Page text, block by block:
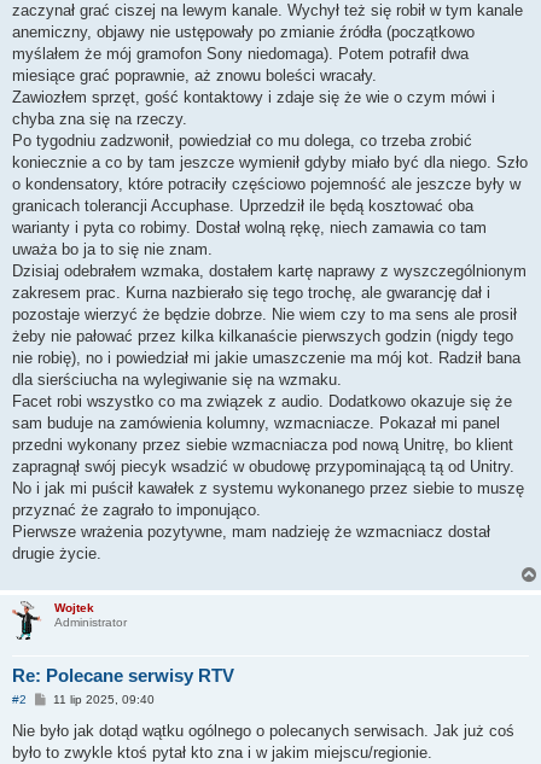
zaczynał grać ciszej na lewym kanale. Wychył też się robił w tym kanale
anemiczny, objawy nie ustępowały po zmianie źródła (początkowo
myślałem że mój gramofon Sony niedomaga). Potem potrafił dwa
miesiące grać poprawnie, aż znowu boleści wracały.
Zawiozłem sprzęt, gość kontaktowy i zdaje się że wie o czym mówi i
chyba zna się na rzeczy.
Po tygodniu zadzwonił, powiedział co mu dolega, co trzeba zrobić
koniecznie a co by tam jeszcze wymienił gdyby miało być dla niego. Szło
o kondensatory, które potraciły częściowo pojemność ale jeszcze były w
granicach tolerancji Accuphase. Uprzedził ile będą kosztować oba
warianty i pyta co robimy. Dostał wolną rękę, niech zamawia co tam
uważa bo ja to się nie znam.
Dzisiaj odebrałem wzmaka, dostałem kartę naprawy z wyszczególnionym
zakresem prac. Kurna nazbierało się tego trochę, ale gwarancję dał i
pozostaje wierzyć że będzie dobrze. Nie wiem czy to ma sens ale prosił
żeby nie pałować przez kilka kilkanaście pierwszych godzin (nigdy tego
nie robię), no i powiedział mi jakie umaszczenie ma mój kot. Radził bana
dla sierściucha na wylegiwanie się na wzmaku.
Facet robi wszystko co ma związek z audio. Dodatkowo okazuje się że
sam buduje na zamówienia kolumny, wzmacniacze. Pokazał mi panel
przedni wykonany przez siebie wzmacniacza pod nową Unitrę, bo klient
zapragnął swój piecyk wsadzić w obudowę przypominającą tą od Unitry.
No i jak mi puścił kawałek z systemu wykonanego przez siebie to muszę
przyznać że zagrało to imponująco.
Pierwsze wrażenia pozytywne, mam nadzieję że wzmacniacz dostał
drugie życie.
Wojtek
Administrator
Re: Polecane serwisy RTV
#2
P
s
t
11 lip 2025, 09:40
Nie było jak dotąd wątku ogólnego o polecanych serwisach. Jak już coś
było to zwykle ktoś pytał kto zna i w jakim miejscu/regionie.